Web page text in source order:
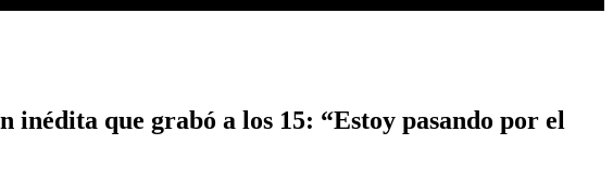
inédita que grabó a los 15: “Estoy pasando por el